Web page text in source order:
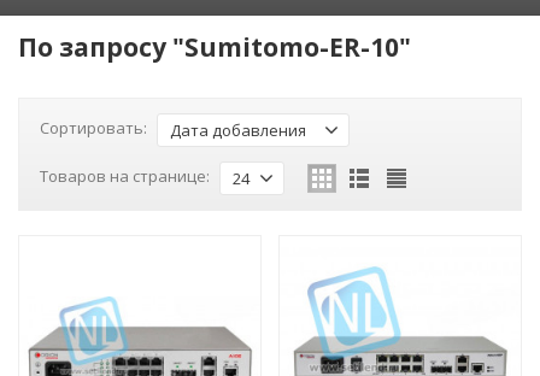
По запросу "Sumitomo-ER-10"
Сортировать: Дата добавления
Товаров на странице: 24